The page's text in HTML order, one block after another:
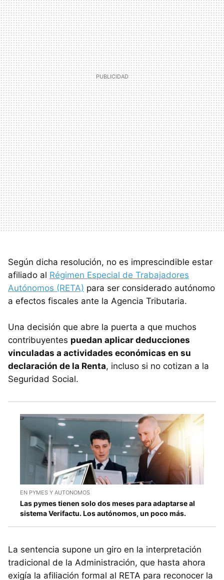
Según dicha resolución, no es imprescindible estar
afiliado al Régimen Especial de Trabajadores
Autónomos (RETA) para ser considerado autónomo
a efectos fiscales ante la Agencia Tributaria.
Una decisión que abre la puerta a que muchos
contribuyentes puedan aplicar deducciones
vinculadas a actividades económicas en su
declaración de la Renta, incluso si no cotizan a la
Seguridad Social.
EN PYMES Y AUTONOMOS
Las pymes tienen solo dos meses para adaptarse al
sistema Verifactu. Los autónomos, un poco más.
La sentencia supone un giro en la interpretación
tradicional de la Administración, que hasta ahora
exigía la afiliación formal al RETA para reconocer la